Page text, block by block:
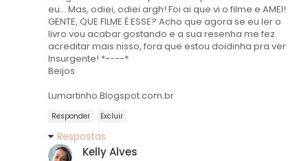
eu... Mas, odiei, odiei argh! Foi ai que vi o filme e AMEI!
GENTE, QUE FILME É ESSE? Acho que agora se eu ler o
livro vou acabar gostando e a sua resenha me fez
acreditar mais nisso, fora que estou doidinha pra ver
Insurgente! *----*
Beijos
Lumartinho.Blogspot.com.br
Responder Excluir
Respostas
Kelly Alves